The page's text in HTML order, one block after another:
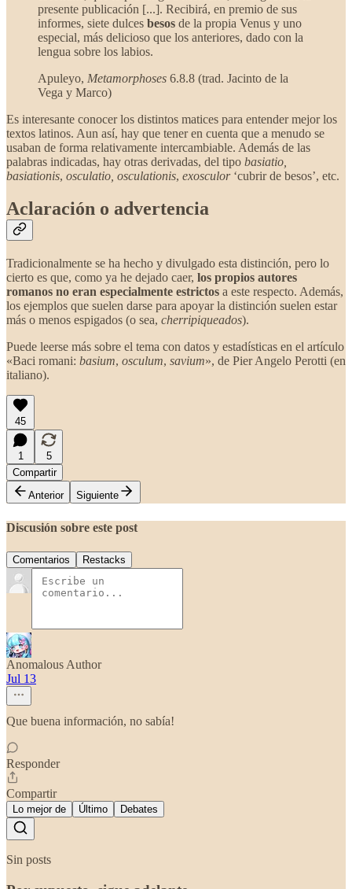
presente publicación [...]. Recibirá, en premio de sus
informes, siete dulces besos de la propia Venus y uno
especial, más delicioso que los anteriores, dado con la
lengua sobre los labios.
Apuleyo, Metamorphoses 6.8.8 (trad. Jacinto de la
Vega y Marco)
Es interesante conocer los distintos matices para entender mejor los
textos latinos. Aun así, hay que tener en cuenta que a menudo se
usaban de forma relativamente intercambiable. Además de las
palabras indicadas, hay otras derivadas, del tipo basiatio,
basiationis, osculatio, osculationis, exosculor‘cubrir de besos’, etc.
Aclaración o advertencia
Tradicionalmente se ha hecho y divulgado esta distinción, pero lo
cierto es que, como ya he dejado caer, los propios autores
romanos no eran especialmente estrictos a este respecto. Además,
los ejemplos que suelen darse para apoyar la distinción suelen estar
más o menos espigados (o sea, cherripiqueados).
Puede leerse más sobre el tema con datos y estadísticas en el artículo
«Baci romani: basium, osculum, savium», de Pier Angelo Perotti (en
italiano).
45
1
5
Compartir
Anterior
Siguiente
Discusión sobre este post
Comentarios Restacks
Anomalous Author
Jul 13
Que buena información, no sabía!
Responder
Compartir
Lo mejor de Último Debates
Sin posts